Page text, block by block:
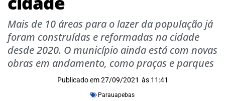
Mais de 10 áreas para o lazer da população já
foram construídas e reformadas na cidade
desde 2020. O município ainda está com novas
obras em andamento, como praças e parques
Publicado em 27/09/2021 às 11:41
Parauapebas